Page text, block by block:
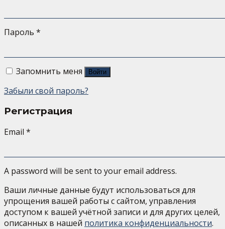
Пароль *
Запомнить меня Войти
Забыли свой пароль?
Регистрация
Email *
A password will be sent to your email address.
Ваши личные данные будут использоваться для
упрощения вашей работы с сайтом, управления
доступом к вашей учётной записи и для других целей,
описанных в нашей политика конфиденциальности.